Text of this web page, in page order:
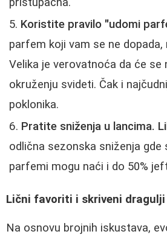
Koristite pravilo "udomi
parfem koji vam se ne dopada,
Velika je verovatnoća da će se
okruženju svideti. Čak i
poklonika.
Pratite sniženja u lancima.
odlična sezonska sniženja gde
parfemi mogu naći i do 50%
Lični favoriti i skriveni
Na osnovu brojnih iskustava,